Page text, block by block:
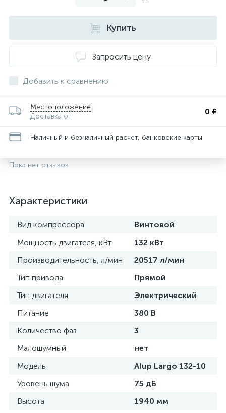
Купить
Запросить цену
Добавить к сравнению
Местоположение
Доставка от
0 ₽
Наличный и безналичный расчет, банковские карты
Пока нет отзывов
Характеристики
Вид компрессора
Винтовой
Мощность двигателя, кВт
132 кВт
Производительность, л/мин
20517 л/мин
Тип привода
Прямой
Тип двигателя
Электрический
Питание
380 В
Количество фаз
3
Малошумный
нет
Модель
Alup Largo 132-10
Уровень шума
75 дБ
Высота
1940 мм